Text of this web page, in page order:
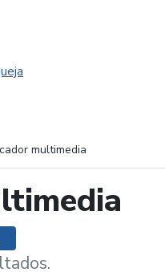
multimedia
opciones de búsqueda